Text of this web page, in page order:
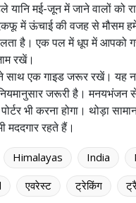
यानि मई-जून में जाने वालों
में ऊंचाई की वजह से मौसम
है। एक पल में धूप में आपको
रखें।
साथ एक गाइड जरूर रखें। यह न
जरूरी है। मनयभंजन
पोर्टर भी करना होगा। थोड़ा
मददगार रहते हैं।
Himalayas India
एवरेस्ट ट्रेकिंग